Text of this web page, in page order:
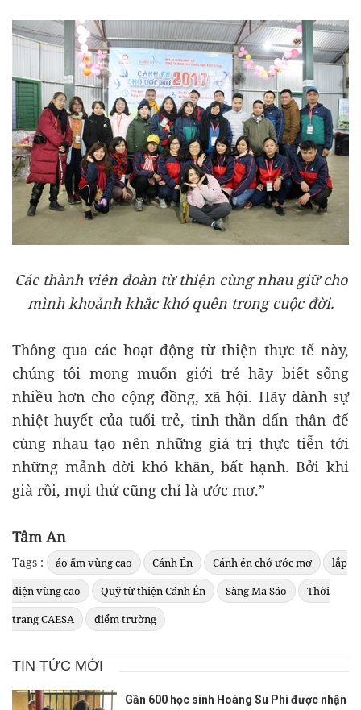
Các thành viên đoàn từ thiện cùng nhau giữ cho
mình khoảnh khắc khó quên trong cuộc đời.
Thông qua các hoạt động từ thiện thực tế này,
chúng tôi mong muốn giới trẻ hãy biết sống
nhiều hơn cho cộng đồng, xã hội. Hãy dành sự
nhiệt huyết của tuổi trẻ, tinh thần dấn thân để
cùng nhau tạo nên những giá trị thực tiễn tới
những mảnh đời khó khăn, bất hạnh. Bởi khi
già rồi, mọi thứ cũng chỉ là ước mơ.”
Tâm An
Tags : áo ấm vùng cao Cánh Én Cánh én chở ước mơ
lắp
điện vùng cao
Quỹ từ thiện Cánh Én Sàng Ma Sáo
Thời
trang CAESA
điểm trường
TIN TỨC MỚI
Gần 600 học sinh Hoàng Su Phì được nhận